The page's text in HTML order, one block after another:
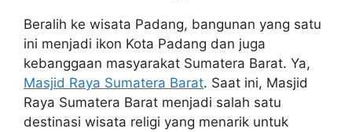
Beralih ke wisata Padang, bangunan yang satu
ini menjadi ikon Kota Padang dan juga
kebanggaan masyarakat Sumatera Barat. Ya,
Masjid Raya Sumatera Barat. Saat ini, Masjid
Raya Sumatera Barat menjadi salah satu
destinasi wisata religi yang menarik untuk